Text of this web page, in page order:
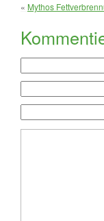
« Mythos